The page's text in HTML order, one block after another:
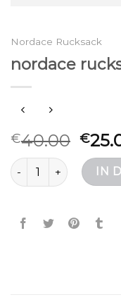
Nordace Rucksack
nordace
€40.00 €
nordace rucksackIN